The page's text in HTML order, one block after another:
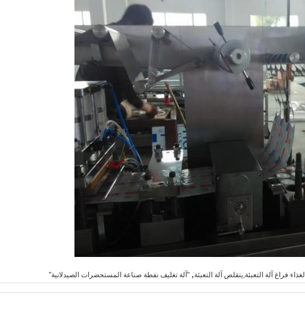
الغذاء فراغ آلة التعبئة,يتقلص آلة التعبئة, "آلة تغليف نفطة صناعة المستحضرات الصيدلانية"